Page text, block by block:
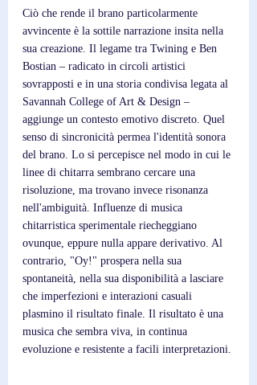
Ciò che rende il brano particolarmente
avvincente è la sottile narrazione insita nella
sua creazione. Il legame tra Twining e Ben
Bostian – radicato in circoli artistici
sovrapposti e in una storia condivisa legata al
Savannah College of Art & Design –
aggiunge un contesto emotivo discreto. Quel
senso di sincronicità permea l'identità sonora
del brano. Lo si percepisce nel modo in cui le
linee di chitarra sembrano cercare una
risoluzione, ma trovano invece risonanza
nell'ambiguità. Influenze di musica
chitarristica sperimentale riecheggiano
ovunque, eppure nulla appare derivativo. Al
contrario, "Oy!" prospera nella sua
spontaneità, nella sua disponibilità a lasciare
che imperfezioni e interazioni casuali
plasmino il risultato finale. Il risultato è una
musica che sembra viva, in continua
evoluzione e resistente a facili interpretazioni.